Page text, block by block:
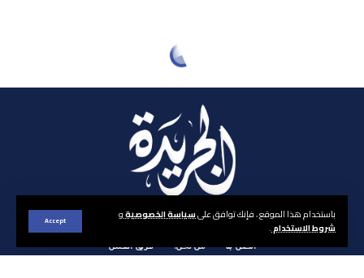
باستخدام هذا الموقع ، فإنك توافق علىسياسة الخصوصيةو
شروط الاستخدام.
Accept
اتصل بنا من نحن؟ فريق العمل